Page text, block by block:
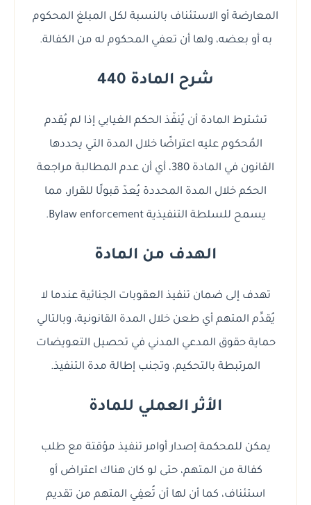
المعارضة أو الاستئناف بالنسبة لكل المبلغ المحكوم
به أو بعضه، ولها أن تعفي المحكوم له من الكفالة.
شرح المادة 440
تشترط المادة أن يُنفّذ الحكم الغيابي إذا لم يُقدم
المُحكوم عليه اعتراضًا خلال المدة التي يحددها
القانون في المادة 380، أي أن عدم المطالبة مراجعة
الحكم خلال المدة المحددة يُعدّ قبولًا للقرار، مما
يسمح للسلطة التنفيذية Bylaw enforcement.
الهدف من المادة
تهدف إلى ضمان تنفيذ العقوبات الجنائية عندما لا
يُقدِّم المتهم أي طعن خلال المدة القانونية، وبالتالي
حماية حقوق المدعي المدني في تحصيل التعويضات
المرتبطة بالتحكيم، وتجنب إطالة مدة التنفيذ.
الأثر العملي للمادة
يمكن للمحكمة إصدار أوامر تنفيذ مؤقتة مع طلب
كفالة من المتهم، حتى لو كان هناك اعتراض أو
استئناف، كما أن لها أن تُعفِي المتهم من تقديم